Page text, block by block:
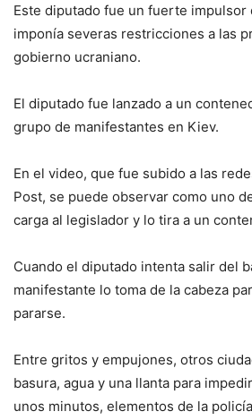
Este diputado fue un fuerte impulsor
imponía severas restricciones a las
gobierno ucraniano.
El diputado fue lanzado a un
grupo de manifestantes en Kiev.
En el video, que fue subido a las
Post, se puede observar como uno
carga al legislador y lo tira a un
Cuando el diputado intenta salir del
manifestante lo toma de la cabeza
pararse.
Entre gritos y empujones, otros
basura, agua y una llanta para
unos minutos, elementos de la